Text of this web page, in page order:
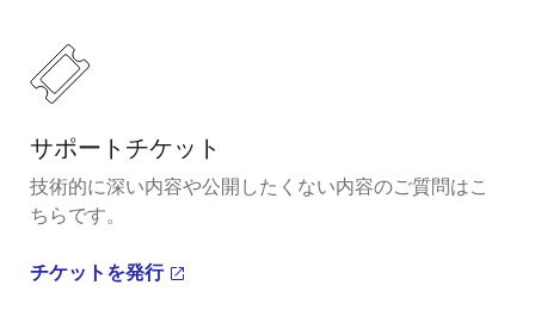
サポートチケット
技術的に深い内容や公開したくない内容のご質問はこ
ちらです。
チケットを発行